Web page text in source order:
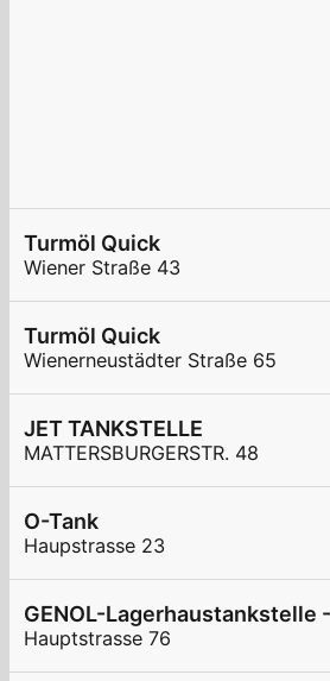
Turmöl Quick
Wiener Straße 43
Turmöl Quick
Wienerneustädter Straße 65
JET TANKSTELLE
MATTERSBURGERSTR. 48
O-Tank
Haupstrasse 23
Hauptstrasse 76